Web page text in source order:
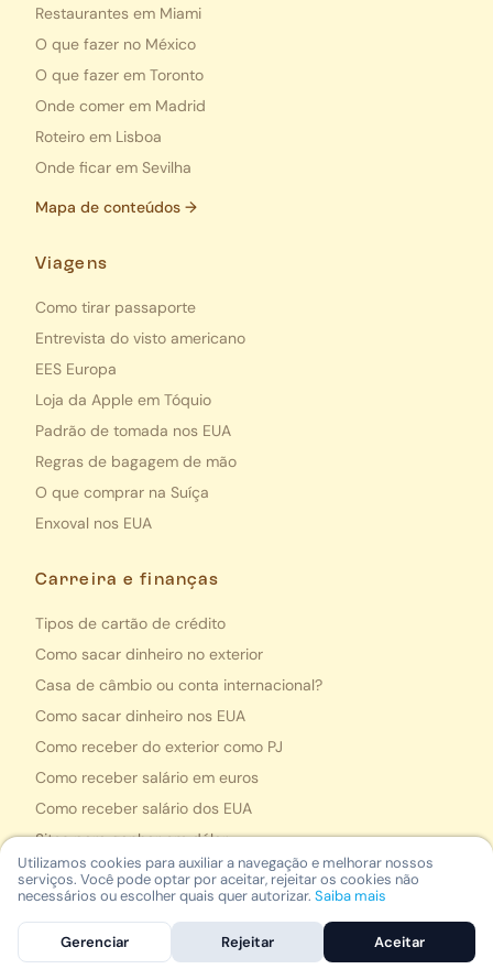
Restaurantes em Miami
O que fazer no México
O que fazer em Toronto
Onde comer em Madrid
Roteiro em Lisboa
Onde ficar em Sevilha
Mapa de conteúdos →
Viagens
Como tirar passaporte
Entrevista do visto americano
EES Europa
Loja da Apple em Tóquio
Padrão de tomada nos EUA
Regras de bagagem de mão
O que comprar na Suíça
Enxoval nos EUA
Carreira e finanças
Tipos de cartão de crédito
Como sacar dinheiro no exterior
Casa de câmbio ou conta internacional?
Como sacar dinheiro nos EUA
Como receber do exterior como PJ
Como receber salário em euros
Como receber salário dos EUA
Sites para ganhar em dólar
Mais lidas
Compras em Paris
Utilizamos cookies para auxiliar a navegação e melhorar nossos
serviços. Você pode optar por aceitar, rejeitar os cookies não
necessários ou escolher quais quer autorizar. Saiba mais
Gerenciar Rejeitar Aceitar